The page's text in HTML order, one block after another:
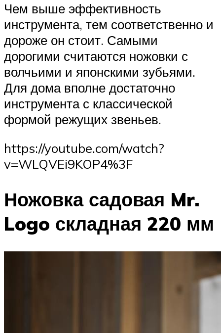
Чем выше эффективность
инструмента, тем соответственно и
дороже он стоит. Самыми
дорогими считаются ножовки с
волчьими и японскими зубьями.
Для дома вполне достаточно
инструмента с классической
формой режущих звеньев.
https://youtube.com/watch?
v=WLQVEi9KOP4%3F
Ножовка садовая Mr.
Logo складная 220 мм